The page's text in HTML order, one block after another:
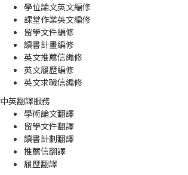
學位論文英文編修
課堂作業英文編修
留學文件編修
讀書計畫編修
英文推薦信編修
英文履歷編修
英文求職信編修
中英翻譯服務
學術論文翻譯
留學文件翻譯
讀書計劃翻譯
推薦信翻譯
履歷翻譯